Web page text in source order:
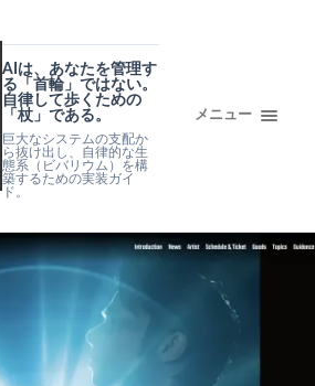
AIは、あなたを管理す
る「首輪」ではない。
自律して歩くための
「杖」である。
巨大なシステムの支配か
ら抜け出し、自律的な生
態系（ビバリウム）を構
築するための実装ガイ
ド。
メニュー